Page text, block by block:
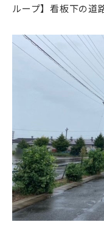
ループ】看板下の道